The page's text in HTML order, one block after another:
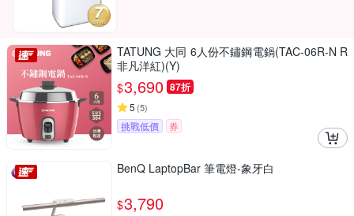
TATUNG 大同 6人份不鏽鋼電鍋(TAC-06R-N R
非凡洋紅)(Y)
$3,690 87折
5 (5)
挑戰低價 券
BenQ LaptopBar 筆電燈-象牙白
$3,790